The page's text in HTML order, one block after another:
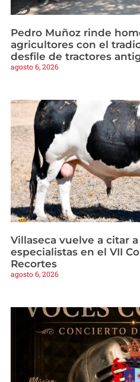
Pedro Muñoz rinde
agricultores con el
desfile de tractores
agosto 6, 2026
Villaseca vuelve a citar
especialistas en el VII
Recortes
agosto 6, 2026